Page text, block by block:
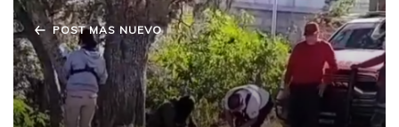
POST MAS NUEVO
¡Dramático rescate! Joven de 17 años
salvado de una barranca por Protección Civil
en Amozoc